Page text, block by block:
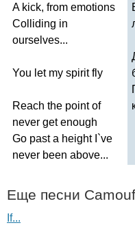
A kick, from emotions
Colliding in
ourselves...
You let my spirit fly
Reach the point of
never get enough
Go past a height `ve
never been above...
Еще песни
If...